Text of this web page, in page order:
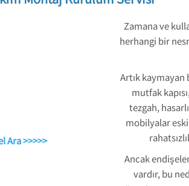
Ara >>>>>
Zamana ve
herhangi bir
Artık kaymayan
mutfak
tezgah,
mobilyalar
Ancak
vardır, bu